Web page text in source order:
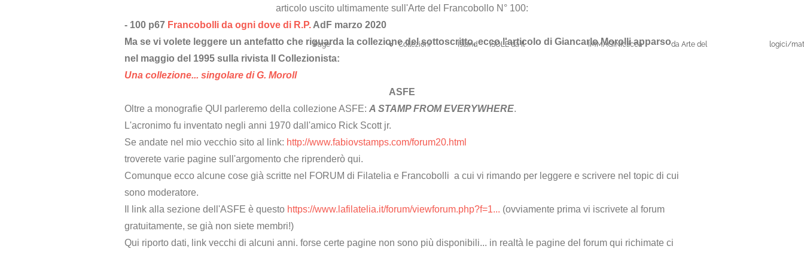
Page Collezioni Island ISOLE da Il IMMAGINIclicca da Arte del logici/
articolo uscito ultimamente sull'Arte del Francobollo N° 100:
- 100 p67 Francobolli da ogni dove di R.P. AdF marzo 2020
Ma se vi volete leggere un antefatto che riguarda la collezione del sottoscritto, ecco l'articolo di Giancarlo Morolli apparso
nel maggio del 1995 sulla rivista Il Collezionista:
Una collezione... singolare di G. Moroll
ASFE
Oltre a monografie QUI parleremo della collezione ASFE: A STAMP FROM EVERYWHERE.
L'acronimo fu inventato negli anni 1970 dall'amico Rick Scott jr.
Se andate nel mio vecchio sito al link: http://www.fabiovstamps.com/forum20.html
troverete varie pagine sull'argomento che riprenderò qui.
Comunque ecco alcune cose già scritte nel FORUM di Filatelia e Francobolli a cui vi rimando per leggere e scrivere nel topic di cui
sono moderatore.
Il link alla sezione dell'ASFE è questo https://www.lafilatelia.it/forum/viewforum.php?f=1... (ovviamente prima vi iscrivete al forum
gratuitamente, se già non siete membri!)
Qui riporto dati, link vecchi di alcuni anni. forse certe pagine non sono più disponibili... in realtà le pagine del forum qui richimate ci